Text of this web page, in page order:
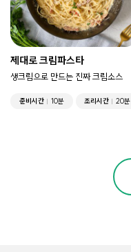
제대로 크림파스타
생크림으로 만드는 진짜 크림소스
준비시간 10분 조리시간 20분